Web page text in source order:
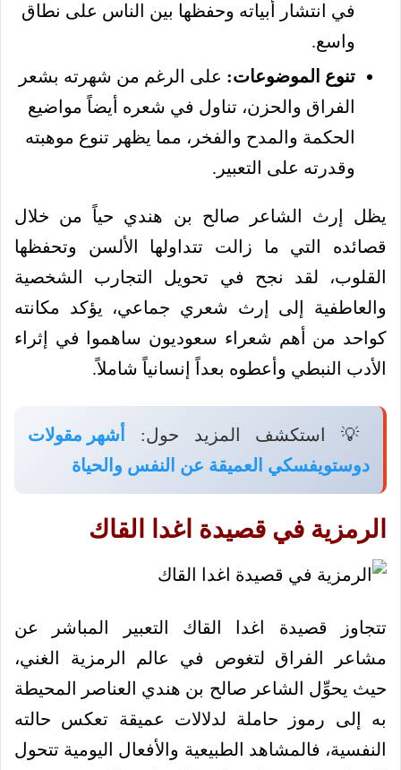
في انتشار أبياته وحفظها بين الناس على نطاق
واسع.
تنوع الموضوعات: على الرغم من شهرته بشعر
الفراق والحزن، تناول في شعره أيضاً مواضيع
الحكمة والمدح والفخر، مما يظهر تنوع موهبته
وقدرته على التعبير.
يظل إرث الشاعر صالح بن هندي حياً من خلال
قصائده التي ما زالت تتداولها الألسن وتحفظها
القلوب، لقد نجح في تحويل التجارب الشخصية
والعاطفية إلى إرث شعري جماعي، يؤكد مكانته
كواحد من أهم شعراء سعوديون ساهموا في إثراء
الأدب النبطي وأعطوه بعداً إنسانياً شاملاً.
💡 استكشف المزيد حول:
أشهر مقولات
دوستويفسكي العميقة عن النفس والحياة
الرمزية في قصيدة اغدا القاك
تتجاوز قصيدة اغدا القاك التعبير المباشر عن
مشاعر الفراق لتغوص في عالم الرمزية الغني،
حيث يحوِّل الشاعر صالح بن هندي العناصر المحيطة
به إلى رموز حاملة لدلالات عميقة تعكس حالته
النفسية، فالمشاهد الطبيعية والأفعال اليومية تتحول